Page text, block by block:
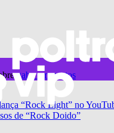
gaby amarantos
“Rock Light” no
de “Rock Doido”